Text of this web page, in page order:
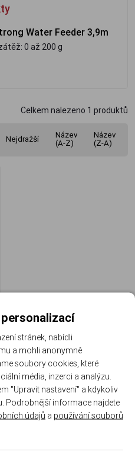
Water Feeder 3,9m
0 až 200 g
Celkem nalezeno 1 produktů
Nejdražší
Název
(A-Z)
Název
(Z-A)
1
stránek, nabídli
a mohli anonymně
soubory cookies, které
média, inzerci a analýzu.
"Upravit nastavení" a kdykoliv
Podrobnější informace najdete
údajů a používání souborů